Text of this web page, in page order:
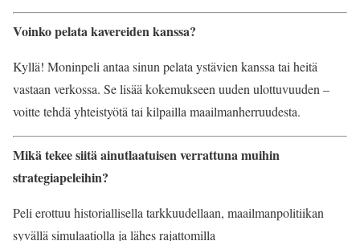
Voinko pelata kavereiden kanssa?
Kyllä! Moninpeli antaa sinun pelata ystävien kanssa tai heitä
vastaan verkossa. Se lisää kokemukseen uuden ulottuvuuden –
voitte tehdä yhteistyötä tai kilpailla maailmanherruudesta.
Mikä tekee siitä ainutlaatuisen verrattuna muihin
strategiapeleihin?
Peli erottuu historiallisella tarkkuudellaan, maailmanpolitiikan
syvällä simulaatiolla ja lähes rajattomilla